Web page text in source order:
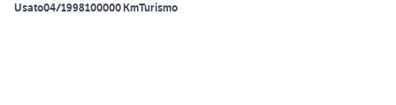
Usato04/1998100000 KmTurismo